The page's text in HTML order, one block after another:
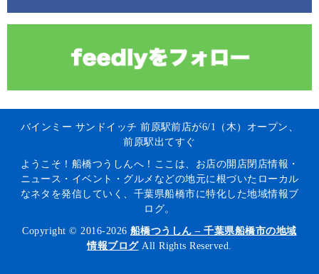
バインミー サンドイッチ 前原駅前店が6/1（木）オープン、
前原駅出てすぐ
ようこそ！船橋つうしんへ！ここは、お店の開店閉店情報・
ニュース・イベント・グルメなどの地元に根づいたローカル
なネタを発信していく、千葉県船橋市に特化した地域情報ブ
ログ。
Copyright © 2016-2026 船橋つうしん – 千葉県船橋市の地域
情報ブログAll Rights Reserved.